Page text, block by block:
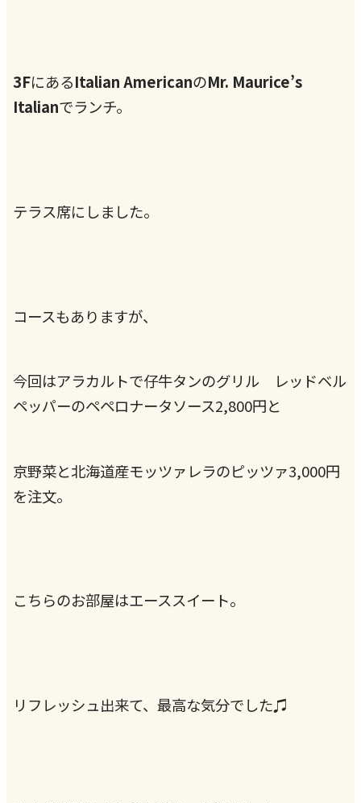
3FにあるItalianAmericanのMr. Maurice’s
Italianでランチ。
テラス席にしました。
コースもありますが、
今回はアラカルトで仔牛タンのグリル レッドベル
ペッパーのペペロナータソース2,800円と
京野菜と北海道産モッツァレラのピッツァ3,000円
を注文。
こちらのお部屋はエーススイート。
リフレッシュ出来て、最高な気分でした♫